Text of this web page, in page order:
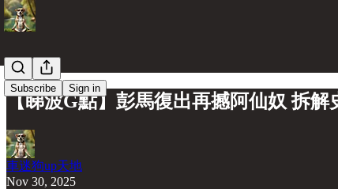
Subscribe Sign in
【睇波G點】彭馬復出再撼阿仙奴 拆解
車迷狗up天地
Nov 30, 2025